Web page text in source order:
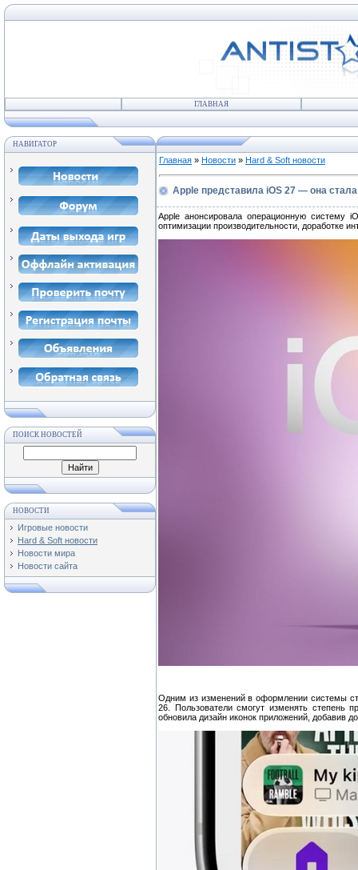
ГЛАВНАЯ
НАВИГАТОР
ПОИСК НОВОСТЕЙ
НОВОСТИ
Игровые новости
Hard & Soft новости
Новости мира
Новости сайта
Главная » Новости » Hard & Soft новости
Apple представила iOS 27 — она
Apple анонсировала операционную систему
оптимизации производительности, доработке
Одним из изменений в оформлении системы
26. Пользователи смогут изменять степень
обновила дизайн иконок приложений, добавив